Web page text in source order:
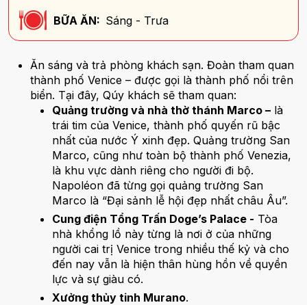
BỮA ĂN: Sáng - Trưa
Ăn sáng và trả phòng khách sạn. Đoàn tham quan
thành phố Venice – được gọi là thành phố nổi trên
biển. Tại đây, Qúy khách sẽ tham quan:
Quảng trường và nhà thờ thánh Marco – là
trái tim của Venice, thành phố quyến rũ bậc
nhất của nước Ý xinh đẹp. Quảng trường San
Marco, cũng như toàn bộ thành phố Venezia,
là khu vực dành riêng cho người đi bộ.
Napoléon đã từng gọi quảng trường San
Marco là “Đại sảnh lễ hội đẹp nhất châu Âu”.
Cung điện Tổng Trấn Doge’s Palace - Tòa
nhà khổng lồ này từng là nơi ở của những
người cai trị Venice trong nhiều thế kỷ và cho
đến nay vẫn là hiện thân hùng hồn về quyền
lực và sự giàu có.
Xưởng thủy tinh Murano.